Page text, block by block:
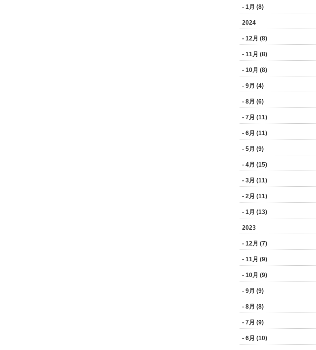
- 1月 (8)
2024
- 12月 (8)
- 11月 (8)
- 10月 (8)
- 9月 (4)
- 8月 (6)
- 7月 (11)
- 6月 (11)
- 5月 (9)
- 4月 (15)
- 3月 (11)
- 2月 (11)
- 1月 (13)
2023
- 12月 (7)
- 11月 (9)
- 10月 (9)
- 9月 (9)
- 8月 (8)
- 7月 (9)
- 6月 (10)